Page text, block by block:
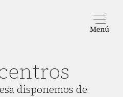
disponemos de